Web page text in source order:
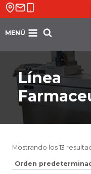
Saltar
MENÚ
Línea
Mostrando los 13